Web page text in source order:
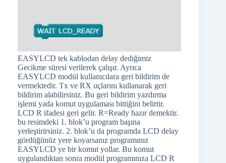
EASYLCD tek kablodan delay dediğimiz
Gecikme süresi verilerek çalışır. Ayrıca
EASYLCD modül kullanıcılara geri bildirim de
vermektedir. Tx ve RX uçlarını kullanarak geri
bildirim alabilirsiniz. Bu geri bildirim yazdırma
işlemi yada komut uygulaması bittiğini belirtir.
LCD R ifadesi geri gelir. R=Ready hazır demektir.
bu resimdeki 1. blok’u program başına
yerleştirirsiniz. 2. blok’u da programda LCD delay
gördüğünüz yere koyarsanız programınız
EASYLCD ye bir komut yollar. Bu komut
uygulandıktan sonra modül programınıza LCD R